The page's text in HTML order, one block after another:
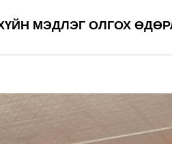
МЭДЛЭГ ОЛГОХ